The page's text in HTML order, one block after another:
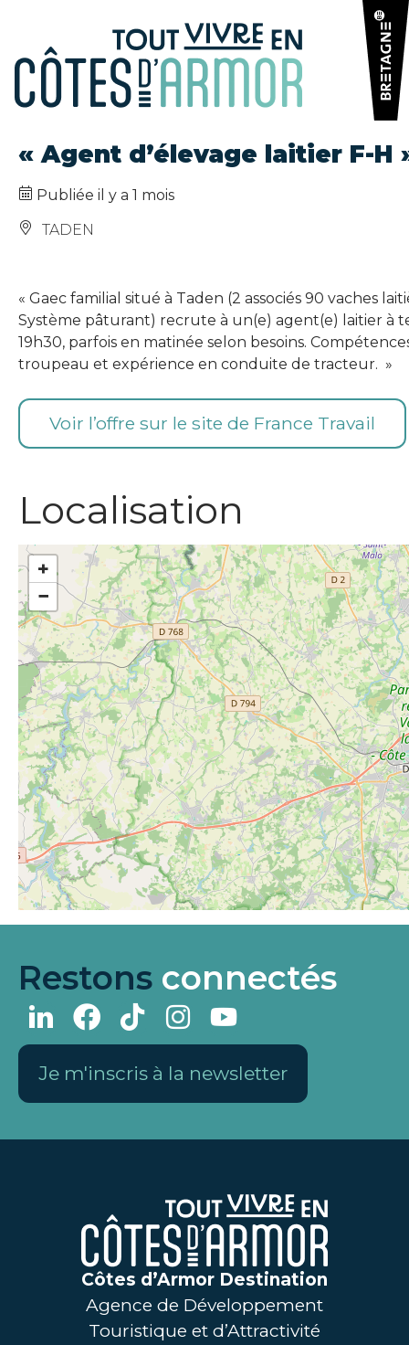
« Agent d’élevage laitier F-H
Publiée il y a 1 mois
TADEN
« Gaec familial situé à Taden (2 associés 90 vaches
Système pâturant) recrute à un(e) agent(e) laitier à
19h30, parfois en matinée selon besoins.
troupeau et expérience en conduite de tracteur. »
Voir l’offre sur le site de France Travail
Localisation
+
−
Restons connectés
Je m'inscris à la newsletter
Côtes d’Armor Destination
Agence de Développement
Touristique et d’Attractivité